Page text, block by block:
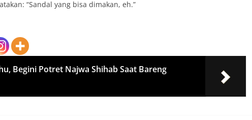
“Sandal yang bisa dimakan, eh.”
Begini Potret Najwa Shihab Saat Bareng